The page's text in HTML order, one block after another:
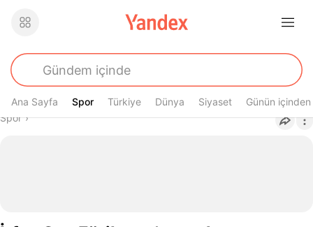
Ana Sayfa Spor
Spor Türkiye Dünya Siyaset Günün içinden
Buradasın
Spor›